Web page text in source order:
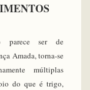
parece ser de
Amada, torna-se
múltiplas
do que é trigo,